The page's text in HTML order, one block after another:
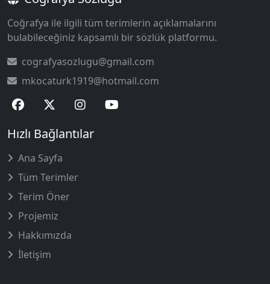
Coğrafya ile ilgili tüm terimlerin açıklamalarını
bulabileceğiniz kapsamlı bir sözlük platformu.
cografyasozlugu@gmail.com
mkocaturk1919@hotmail.com
Hızlı Bağlantılar
Ana Sayfa
Tüm Terimler
Terim Öner
Projemiz
Hakkımızda
İletişim